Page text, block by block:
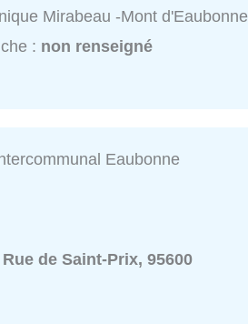
Mirabeau -Mont d'Eaubonne
: non renseigné
Eaubonne
Rue de Saint-Prix, 95600